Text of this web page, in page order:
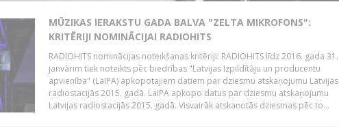
MŪZIKAS IERAKSTU GADA BALVA "ZELTA MIKROFONS":
KRITĒRIJI NOMINĀCIJAI RADIOHITS
RADIOHITS nominācijas noteikšanas kritēriji: RADIOHITS līdz 2016. gada 31.
janvārim tiek noteikts pēc biedrības "Latvijas Izpildītāju un producentu
apvienība" (LaIPA) apkopotajiem datiem par dziesmu atskaņojumu Latvijas
radiostacijās 2015. gadā. LaIPA apkopo datus par dziesmu atskaņojumu
Latvijas radiostacijās 2015. gadā. Visvairāk atskaņotās dziesmas pēc to...